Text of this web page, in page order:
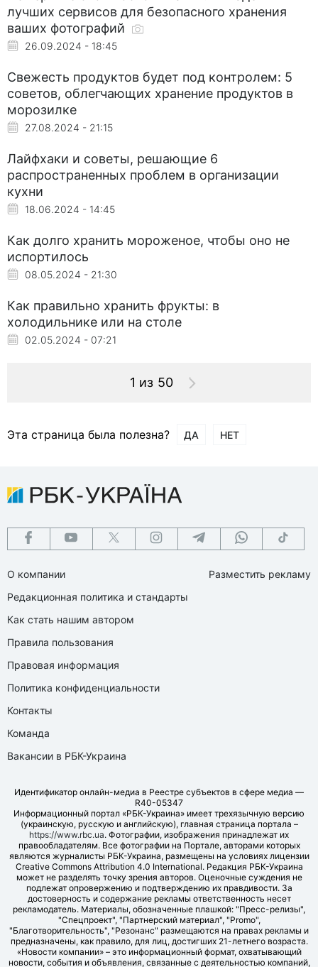
лучших сервисов для безопасного хранения
ваших фотографий
26.09.2024 - 18:45
Свежесть продуктов будет под контролем: 5
советов, облегчающих хранение продуктов в
морозилке
27.08.2024 - 21:15
Лайфхаки и советы, решающие 6
распространенных проблем в организации
кухни
18.06.2024 - 14:45
Как долго хранить мороженое, чтобы оно не
испортилось
08.05.2024 - 21:30
Как правильно хранить фрукты: в
холодильнике или на столе
02.05.2024 - 07:21
1 из 50
Эта страница была полезна? ДА НЕТ
О компании
Редакционная политика и стандарты
Как стать нашим автором
Правила пользования
Правовая информация
Политика конфиденциальности
Контакты
Команда
Вакансии в РБК-Украина
Разместить рекламу
Идентификатор онлайн-медиа в Реестре субъектов в сфере медиа —
R40-05347
Информационный портал «РБК-Украина» имеет трехязычную версию
(украинскую, русскую и английскую), главная страница портала –
https://www.rbc.ua. Фотографии, изображения принадлежат их
правообладателям. Все фотографии на Портале, авторами которых
являются журналисты РБК-Украина, размещены на условиях лицензии
Creative Commons Attribution 4.0 International. Редакция РБК-Украина
может не разделять точку зрения авторов. Оценочные суждения не
подлежат опровержению и подтверждению их правдивости. За
достоверность и содержание рекламы ответственность несет
рекламодатель. Материалы, обозначенные плашкой: "Пресс-релизы",
"Спецпроект", "Партнерский материал", "Promo",
"Благотворительность", "Резонанс" размещаются на правах рекламы и
предназначены, как правило, для лиц, достигших 21-летнего возраста.
«Новости компании» – это информационный формат, охватывающий
новости, события и объявления, связанные с деятельностью компаний,